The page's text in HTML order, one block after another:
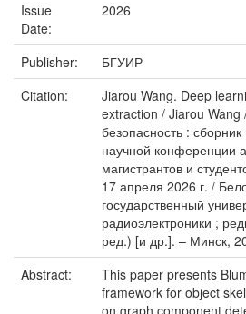
Issue
Date:
2026
Publisher:
БГУИР
Citation:
Jiarou Wang. Deep
extraction / Jiarou
безопасность :
научной конференции
магистрантов и
17 апреля 2026 г. /
государственный
радиоэлектроники ;
ред.) [и др.]. – Минск,
Abstract:
This paper presents
framework for object
on graph component